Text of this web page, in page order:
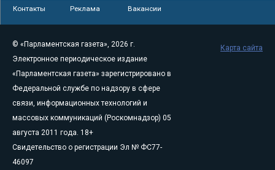
Контакты Реклама Вакансии
© «Парламентская газета», 2026 г.
Электронное периодическое издание
«Парламентская газета» зарегистрировано в
Федеральной службе по надзору в сфере
связи, информационных технологий и
массовых коммуникаций (Роскомнадзор) 05
августа 2011 года. 18+
Свидетельство о регистрации Эл № ФС77-
46097
Карта сайта